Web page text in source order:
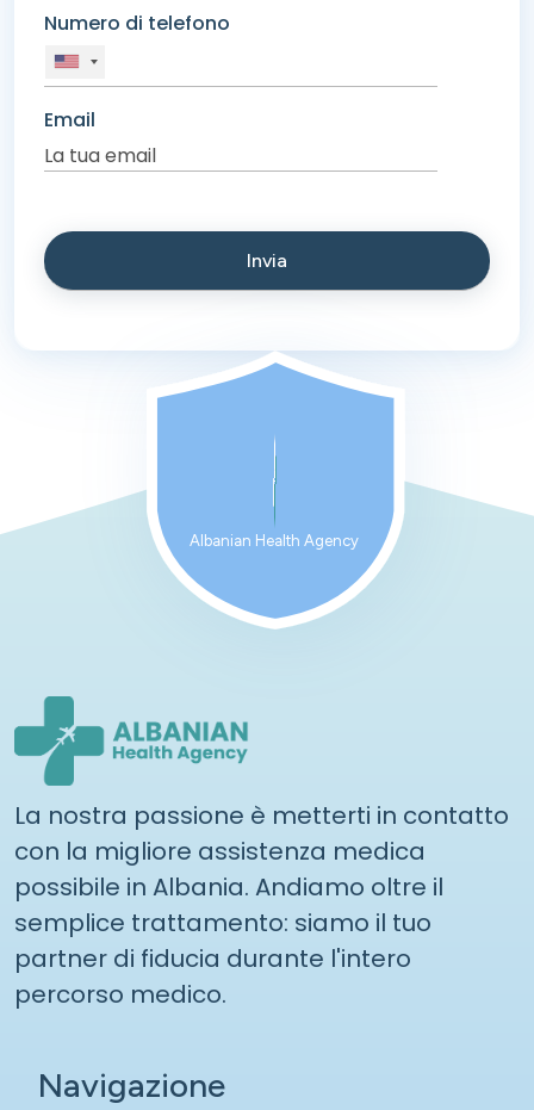
Numero di telefono
Email
Albanian Health Agency
La nostra passione è metterti in contatto
con la migliore assistenza medica
possibile in Albania. Andiamo oltre il
semplice trattamento: siamo il tuo
partner di fiducia durante l'intero
percorso medico.
Navigazione